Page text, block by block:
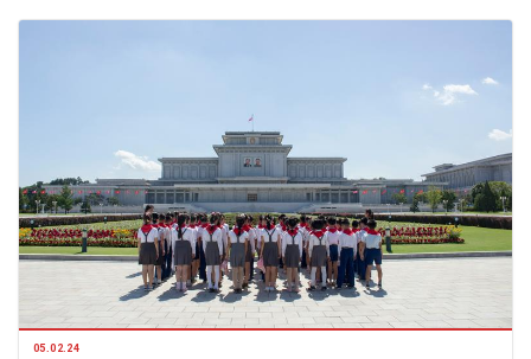
05.02.24